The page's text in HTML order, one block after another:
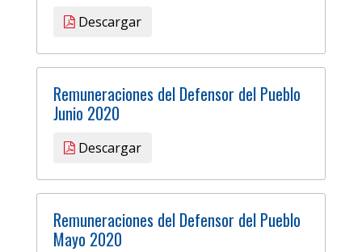
Descargar
Remuneraciones del Defensor del Pueblo
Junio 2020
Descargar
Remuneraciones del Defensor del Pueblo
Mayo 2020